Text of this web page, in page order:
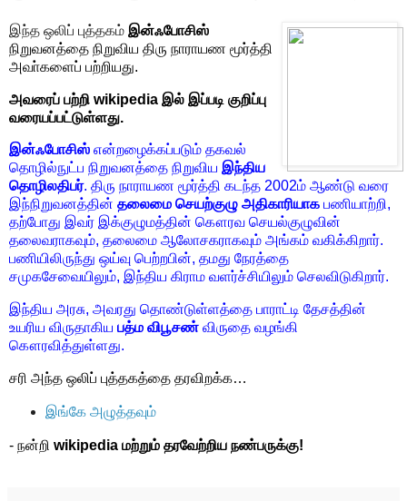
இந்த ஒலிப் புத்தகம் இன்ஃபோசிஸ்
நிறுவனத்தை நிறுவிய திரு நாராயண மூர்த்தி
அவா்களைப் பற்றியது.
அவரைப் பற்றி wikipedia இல் இப்படி குறிப்பு
வரையப்பட்டுள்ளது.
இன்ஃபோசிஸ் என்றழைக்கப்படும் தகவல்
தொழில்நுட்ப நிறுவனத்தை நிறுவிய இந்திய
தொழிலதிபர். திரு நாராயண மூர்த்தி கடந்த 2002ம் ஆண்டு வரை
இந்நிறுவனத்தின் தலைமை செயற்குழு அதிகாரியாக பணியாற்றி,
தற்போது இவர் இக்குழுமத்தின் கௌரவ செயல்குழுவின்
தலைவராகவும், தலைமை ஆலோசகராகவும் அங்கம் வகிக்கிறார்.
பணியிலிருந்து ஒய்வு பெற்றபின், தமது நேரத்தை
சமுகசேவையிலும், இந்திய கிராம வளர்ச்சியிலும் செலவிடுகிறார்.
இந்திய அரசு, அவரது தொண்டுள்ளத்தை பாராட்டி தேசத்தின்
உயரிய விருதாகிய பத்ம விபூசண் விருதை வழங்கி
கௌரவித்துள்ளது.
சரி அந்த ஒலிப் புத்தகத்தை தரவிறக்க…
இங்கே அழுத்தவும்
- நன்றி wikipedia மற்றும் தரவேற்றிய நண்பருக்கு!